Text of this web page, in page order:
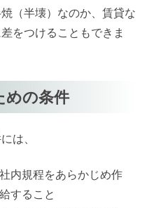
（半壊）なのか、賃貸な
をつけることもできま
めの条件
は、
内規程をあらかじめ作
すること